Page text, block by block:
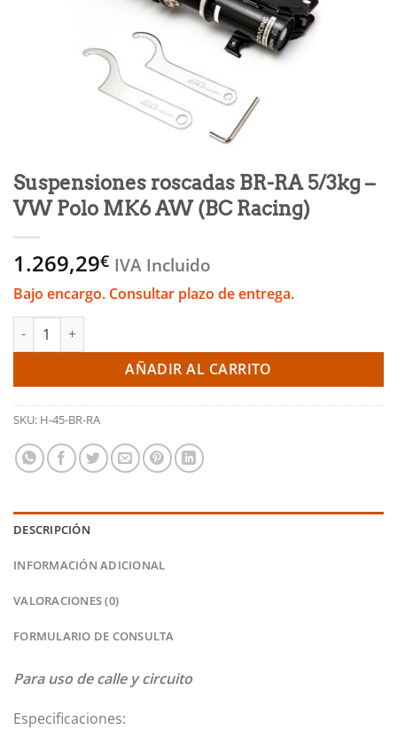
Suspensiones roscadas BR-RA 5/3kg –
VW Polo MK6 AW (BC Racing)
1.269,29€ IVA Incluido
Bajo encargo. Consultar plazo de entrega.
Suspensiones roscadas BR-RA 5/3kg – VW Polo MK6 AW (BC
AÑADIR AL CARRITO
SKU: H-45-BR-RA
DESCRIPCIÓN
INFORMACIÓN ADICIONAL
VALORACIONES (0)
FORMULARIO DE CONSULTA
Para uso de calle y circuito
Especificaciones: